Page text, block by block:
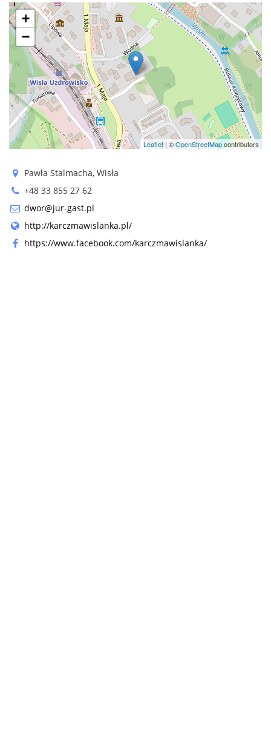
+
−
Leaflet | ©OpenStreetMapcontributors
Pawła Stalmacha, Wisła
+48 33 855 27 62
dwor@jur-gast.pl
http://karczmawislanka.pl/
https://www.facebook.com/karczmawislanka/